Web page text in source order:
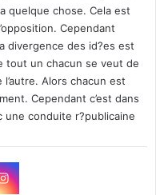
quelque chose. Cela est
Cependant
divergence des id?es est
tout un chacun se veut de
Alors chacun est
Cependant c’est dans
une conduite r?publicaine